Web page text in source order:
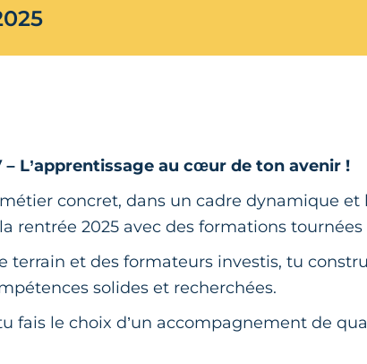
– L’apprentissage au cœur de ton avenir !
concret, dans un cadre dynamique et
la rentrée 2025 avec des formations tournées
terrain et des formateurs investis, tu
solides et recherchées.
fais le choix d’un accompagnement de